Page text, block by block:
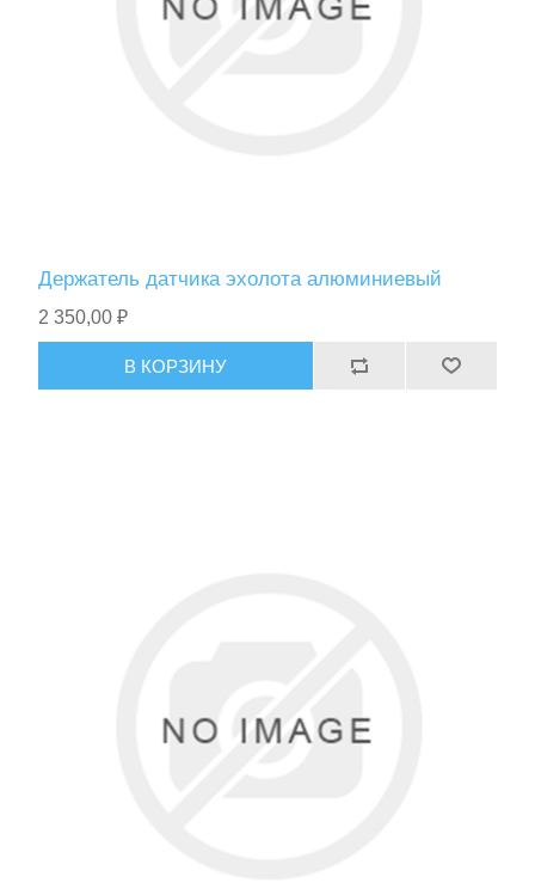
Держатель датчика эхолота алюминиевый
2 350,00 ₽
В КОРЗИНУ